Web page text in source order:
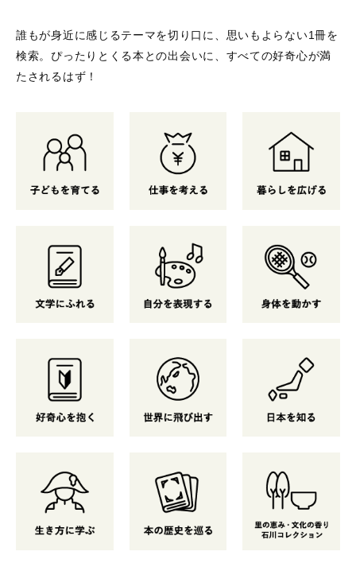
誰もが身近に感じるテーマを切り口に、思いもよらない1冊を
検索。 ぴったりとくる本との出会いに、すべての好奇心が満
たされるはず！